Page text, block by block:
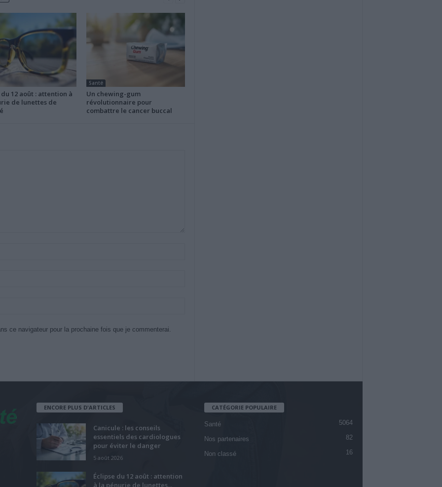
du 12 août : attention à
de lunettes de
Santé
Un chewing-gum
révolutionnaire pour
combattre le cancer buccal
ce navigateur pour la prochaine fois que je commenterai.
ENCORE PLUS D'ARTICLES
Canicule : les conseils
essentiels des cardiologues
pour éviter le danger
5 août 2026
Éclipse du 12 août : attention
à la pénurie de lunettes...
CATÉGORIE POPULAIRE
Santé 5064
Nos partenaires 82
Non classé 16